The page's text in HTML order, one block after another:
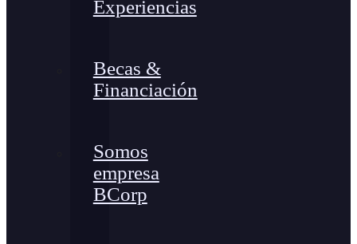
Experiencias
Becas &
Financiación
Somos
empresa
BCorp